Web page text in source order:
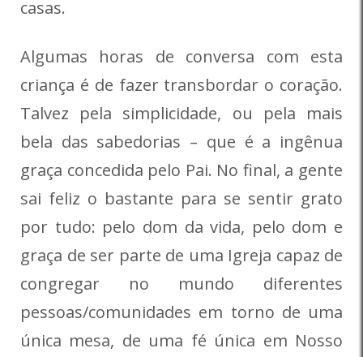
casas.
Algumas horas de conversa com esta
criança é de fazer transbordar o coração.
Talvez pela simplicidade, ou pela mais
bela das sabedorias – que é a ingênua
graça concedida pelo Pai. No final, a gente
sai feliz o bastante para se sentir grato
por tudo: pelo dom da vida, pelo dom e
graça de ser parte de uma Igreja capaz de
congregar no mundo diferentes
pessoas/comunidades em torno de uma
única mesa, de uma fé única em Nosso